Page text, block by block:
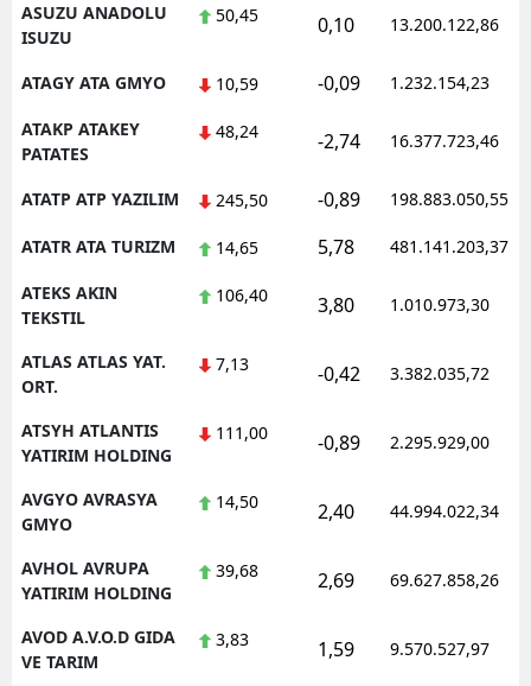
ASUZU ANADOLU
ISUZU
50,45 0,10 13.200.122,86
ATAGY ATA GMYO 10,59 -0,09 1.232.154,23
ATAKP ATAKEY
PATATES
48,24 -2,74 16.377.723,46
ATATP ATP YAZILIM 245,50 -0,89 198.883.050,55
ATATR ATA TURIZM 14,65 5,78 481.141.203,37
ATEKS AKIN
TEKSTIL
106,40 3,80 1.010.973,30
ATLAS ATLAS YAT.
ORT.
7,13 -0,42 3.382.035,72
ATSYH ATLANTIS
YATIRIM HOLDING
111,00 -0,89 2.295.929,00
AVGYO AVRASYA
GMYO
14,50 2,40 44.994.022,34
AVHOL AVRUPA
YATIRIM HOLDING
39,68 2,69 69.627.858,26
AVOD A.V.O.D GIDA
VE TARIM
3,83 1,59 9.570.527,97